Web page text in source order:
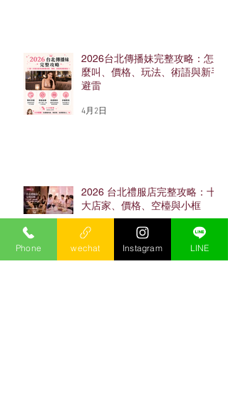
2026台北傳播妹完整攻略：怎
麼叫、價格、玩法、術語與新手
避雷
4月2日
2026 台北禮服店完整攻略：十
大店家、價格、空檯與小框
4月2日
Phone wechat Instagram LINE